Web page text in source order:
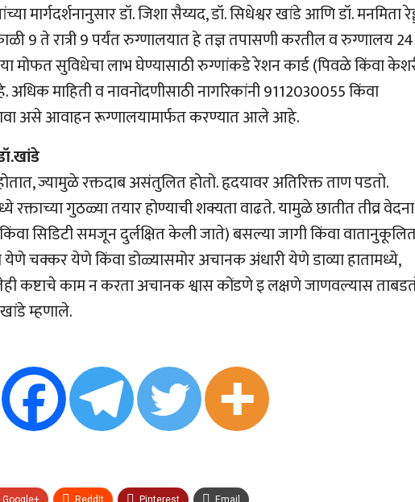
मार्गदर्शनानुसार डॉ. जिशा सैय्यद, डॉ. सिधेश्वर खांडे आणि डॉ. मनमिता
9 ते रात्री 9 पर्यंत रुग्णालयात हे तज्ञ तपासणी करतील व रुग्णालय 24
सुविधेचा लाभ घेण्यासाठी रुग्णांकडे रेशन कार्ड (पिवळे किंवा
माहिती व नावनोंदणीसाठी नागरिकांनी 9112030055 किंवा
असे आवाहन रूग्णालयामार्फत करण्यात आले आहे.
ज्यामुळे रक्तदाब असंतुलित होतो. हृदयावर अतिरिक्त ताण पडतो.
गुठळ्या तयार होण्याची शक्यता वाढते. यामुळे छातीत तीव्र
सिडिटी समजून दुर्लक्षित केली जाते) बसल्या जागी किंवा
चक्कर येणे किंवा डोळ्यासमोर अचानक अंधारी येणे डाव्या हातामध्ये,
कष्टाचे काम न करता अचानक श्वास कोंडणे इ लक्षणे जाणवल्यास
म्हणाले.
Google+ ReddIt Pinterest Email